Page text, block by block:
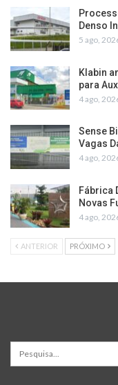
Denso
5 ago,
Klabin
para
4 ago,
Sense
Vagas
4 ago,
Fábrica
Novas
4 ago,
ANTERIOR PRÓXIMO